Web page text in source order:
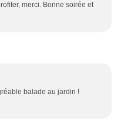
merci. Bonne soirée et
balade au jardin !